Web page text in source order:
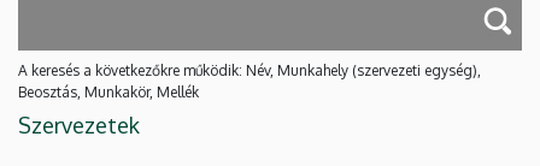
A keresés a következőkre működik: Név, Munkahely (szervezeti egység),
Beosztás, Munkakör, Mellék
Szervezetek